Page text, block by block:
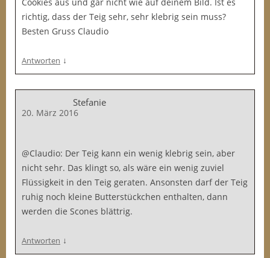
richtig, dass der Teig sehr, sehr klebrig sein muss?
Besten Gruss Claudio
Antworten ↓
Stefanie
20. März 2016
@Claudio: Der Teig kann ein wenig klebrig sein, aber
nicht sehr. Das klingt so, als wäre ein wenig zuviel
Flüssigkeit in den Teig geraten. Ansonsten darf der Teig
ruhig noch kleine Butterstückchen enthalten, dann
werden die Scones blättrig.
Antworten ↓